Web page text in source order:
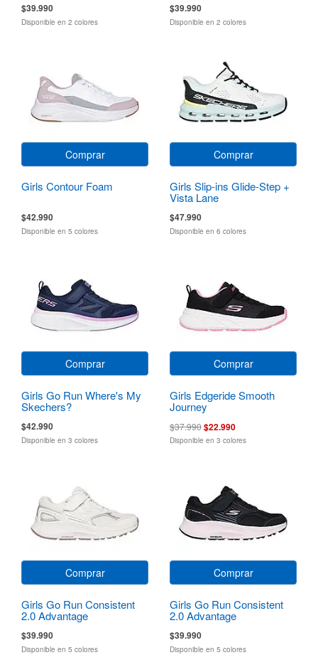
$39.990
Disponible en 2 colores
$39.990
Disponible en 2 colores
Comprar
Girls Contour Foam
$42.990
Disponible en 5 colores
Comprar
Girls Slip-ins Glide-Step +
Vista Lane
$47.990
Disponible en 6 colores
Comprar
Girls Go Run Where's My
Skechers?
$42.990
Disponible en 3 colores
Comprar
Girls Edgeride Smooth
Journey
$37.990$22.990
Disponible en 3 colores
Comprar
Girls Go Run Consistent
2.0 Advantage
$39.990
Disponible en 5 colores
Comprar
Girls Go Run Consistent
2.0 Advantage
$39.990
Disponible en 5 colores